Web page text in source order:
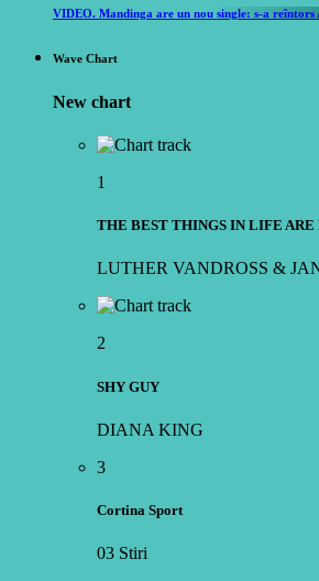
VIDEO. Mandinga are un nou single: s-a reîntors
Wave Chart
New chart
1
THE BEST THINGS IN LIFE ARE
LUTHER VANDROSS &
2
SHY GUY
DIANA KING
3
Cortina Sport
03 Stiri